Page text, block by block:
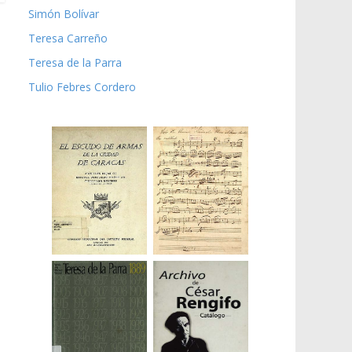
Simón Bolívar
Teresa Carreño
Teresa de la Parra
Tulio Febres Cordero